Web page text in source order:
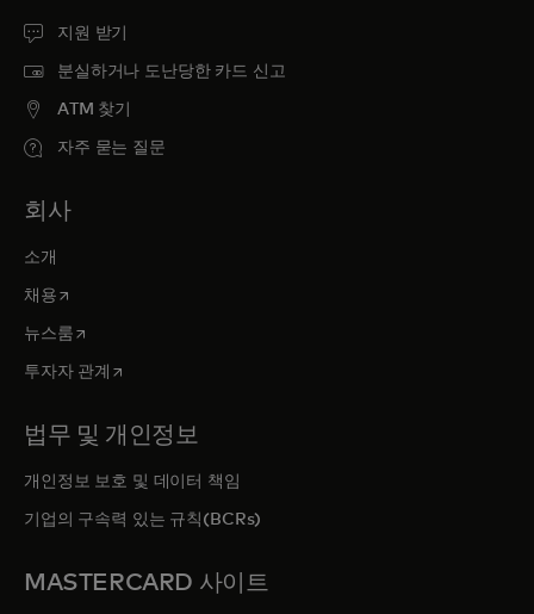
지원 받기
분실하거나 도난당한 카드 신고
ATM 찾기
자주 묻는 질문
회사
소개
채용새 탭에서 열림
뉴스룸새 탭에서 열림
투자자 관계 새 탭에서 열림
법무 및 개인정보
개인정보 보호 및 데이터 책임
기업의 구속력 있는 규칙(BCRs)
MASTERCARD 사이트